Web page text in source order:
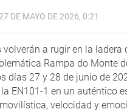
27 DE MAYO DE 2026, 0:21
volverán a rugir en la ladera
Rampa do Monte
días 27 y 28 de junio de
EN101-1 en un auténtico
velocidad y